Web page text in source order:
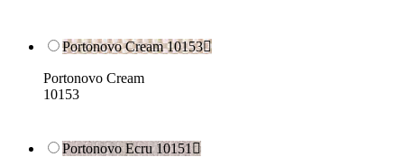
Portonovo Cream 10153
Portonovo Cream
10153
Portonovo Ecru 10151